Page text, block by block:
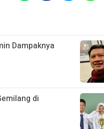
Dampaknya
di